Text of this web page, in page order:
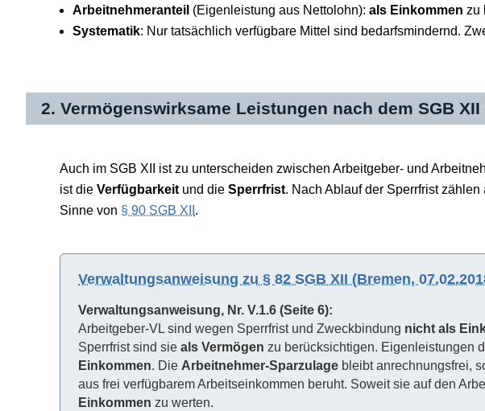
Arbeitnehmeranteil (Eigenleistung aus Nettolohn): als Einkommen zu
Systematik: Nur tatsächlich verfügbare Mittel sind bedarfsmindernd.
2. Vermögenswirksame Leistungen nach dem SGB
Auch im SGB XII ist zu unterscheiden zwischen Arbeitgeber- und
ist die Verfügbarkeit und die Sperrfrist. Nach Ablauf der Sperrfrist
Sinne von § 90 SGB XII .
Verwaltungsanweisung zu § 82 SGB XII (Bremen,
Verwaltungsanweisung, Nr. V.1.6 (Seite 6):
Arbeitgeber-VL sind wegen Sperrfrist und Zweckbindung nicht als
Sperrfrist sind sieals Vermögen zu berücksichtigen. Eigenleistungen
Einkommen. DieArbeitnehmer-Sparzulage bleibt anrechnungsfrei,
aus frei verfügbarem Arbeitseinkommen beruht. Soweit sie auf den
Einkommen zu werten.